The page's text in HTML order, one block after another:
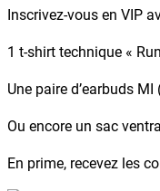
Inscrivez-vous en VIP
1 t-shirt technique «
Une paire d’earbuds
Ou encore un sac
En prime, recevez les